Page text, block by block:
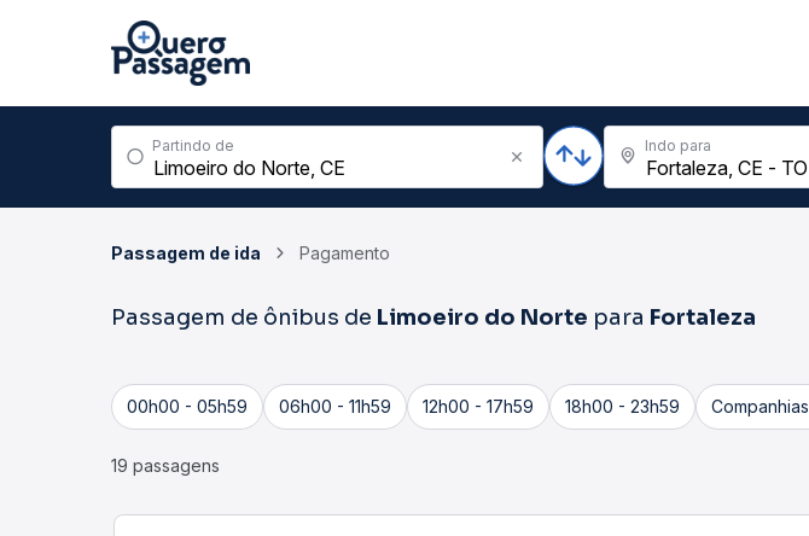
Partindo de Indo para
Passagem de ida Pagamento
Passagem de ônibus de Limoeiro do Norte para Fortaleza
00h00 - 05h59 06h00 - 11h59 12h00 - 17h59 18h00 - 23h59 Companhias
19 passagens